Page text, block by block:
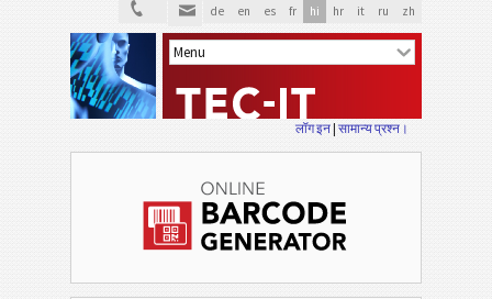
de en es fr hi hr it ru zh
लॉग इन|सामान्य प्रश्न।